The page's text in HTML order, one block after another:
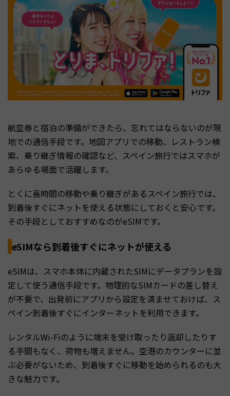
航空券と宿泊の準備ができたら、忘れてはならないのが現
地での通信手段です。地図アプリでの移動、レストラン検
索、乗り継ぎ情報の確認など、スペイン旅行ではスマホが
あらゆる場面で活躍します。
とくに長時間の移動や乗り継ぎがあるスペイン旅行では、
到着後すぐにネットを使える状態にしておくと安心です。
その手段としておすすめなのがeSIMです。
eSIMなら到着後すぐにネットが使える
eSIMは、スマホ本体に内蔵されたSIMにデータプランを設
定して使う通信手段です。物理的なSIMカードの差し替え
が不要で、出発前にアプリから設定を済ませておけば、ス
ペイン到着後すぐにインターネットを利用できます。
レンタルWi-Fiのように端末を受け取ったり返却したりす
る手間もなく、荷物も増えません。空港のカウンターに並
ぶ必要がないため、到着後すぐに移動を始められるのも大
きな魅力です。